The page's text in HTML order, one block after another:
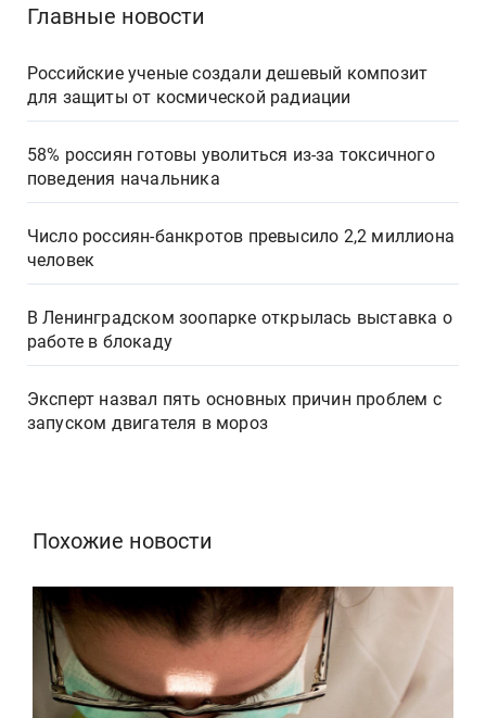
Главные новости
Российские ученые создали дешевый композит
для защиты от космической радиации
58% россиян готовы уволиться из-за токсичного
поведения начальника
Число россиян-банкротов превысило 2,2 миллиона
человек
В Ленинградском зоопарке открылась выставка о
работе в блокаду
Эксперт назвал пять основных причин проблем с
запуском двигателя в мороз
Похожие новости